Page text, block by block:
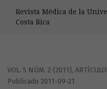
Revista Médica de la
Costa Rica
VOL. 5 NÚM. 2 (2011),
Publicado 2011-09-21